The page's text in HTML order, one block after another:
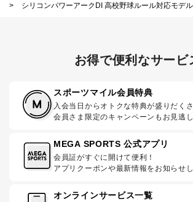
>
シリコンパワーアークDI 高校野球ルール対応モデル
お得で便利なサービ
スポーツマイル会員特典
入会当日からオトクな特典が盛りだくさ
会員さま限定のキャンペーンもお見逃し
MEGA SPORTS 公式アプリ
会員証がすぐに開けて便利！
アプリクーポンや最新情報をお知らせし
オンラインサービス一覧